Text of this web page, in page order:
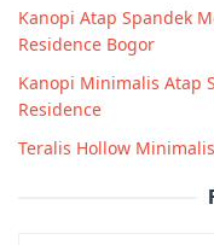
Kanopi Atap Spandek
Residence Bogor
Kanopi Minimalis Atap
Residence
Teralis Hollow Minimalis